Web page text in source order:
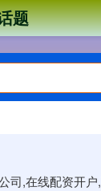
司,在线配资开
题